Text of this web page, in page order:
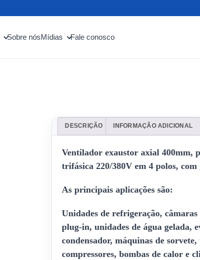
Sobre nósMídias Fale conosco
DESCRIÇÃO INFORMAÇÃO ADICIONAL
Ventilador exaustor axial 400mm,
trifásica 220/380V em 4 polos, com
As principais aplicações são:
Unidades de refrigeração,
plug-in, unidades de água gelada,
condensador, máquinas de
compressores, bombas de calor e